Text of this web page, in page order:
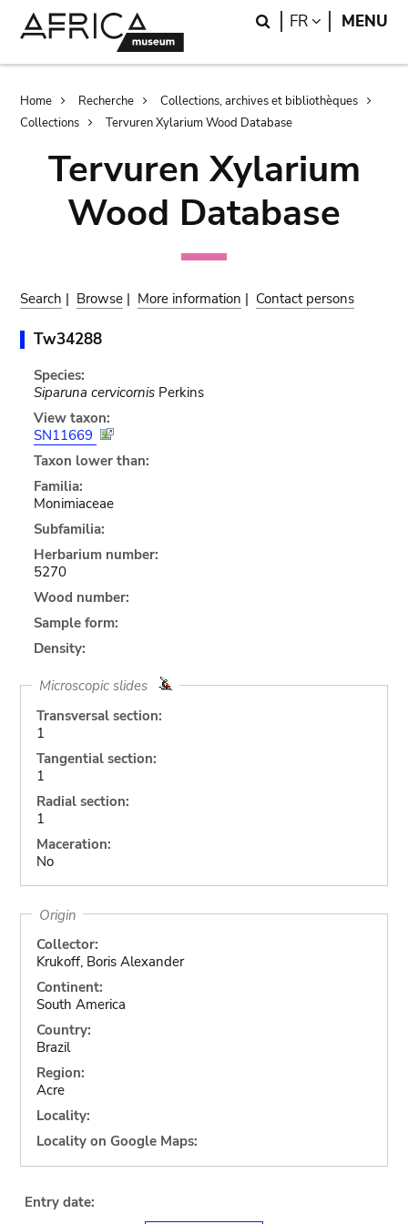
Search
FR LANGUAGE
MENU
Breadcrumb
Home Recherche
Collections, archives et bibliothèques
Collections
Tervuren Xylarium Wood Database
Tervuren Xylarium
Wood Database
Search | Browse | More information | Contact persons
Tw34288
Species:
Siparuna cervicornisPerkins
View taxon:
SN11669
Taxon lower than:
Familia:
Monimiaceae
Subfamilia:
Herbarium number:
5270
Wood number:
Sample form:
Density:
Microscopic slides
Transversal section:
1
Tangential section:
1
Radial section:
1
Maceration:
No
Origin
Collector:
Krukoff, Boris Alexander
Continent:
South America
Country:
Brazil
Region:
Acre
Locality:
Locality on Google Maps:
Entry date: